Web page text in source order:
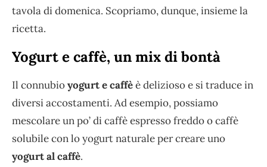
tavola di domenica. Scopriamo, dunque, insieme la
ricetta.
Yogurt e caffè, un mix di bontà
Il connubioyogurt e caffèè delizioso e si traduce in
diversi accostamenti. Ad esempio, possiamo
mescolare un po’ di caffè espresso freddo o caffè
solubile con lo yogurt naturale per creare uno
yogurt al caffè.